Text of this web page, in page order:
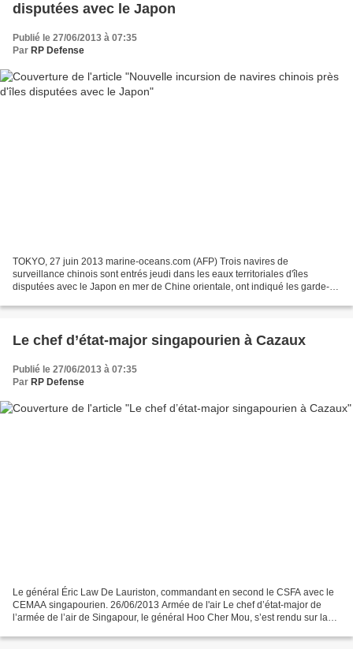
disputées avec le Japon
Publié le 27/06/2013 à 07:35
Par RP Defense
TOKYO, 27 juin 2013 marine-oceans.com (AFP) Trois navires de
surveillance chinois sont entrés jeudi dans les eaux territoriales d'îles
disputées avec le Japon en mer de Chine orientale, ont indiqué les garde-
Le chef d’état-major singapourien à Cazaux
Publié le 27/06/2013 à 07:35
Par RP Defense
Le général Éric Law De Lauriston, commandant en second le CSFA avec le
CEMAA singapourien. 26/06/2013 Armée de l'air Le chef d’état-major de
l’armée de l’air de Singapour, le général Hoo Cher Mou, s’est rendu sur la